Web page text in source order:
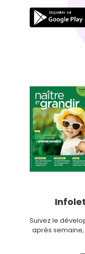
Suivez le
après semaine,